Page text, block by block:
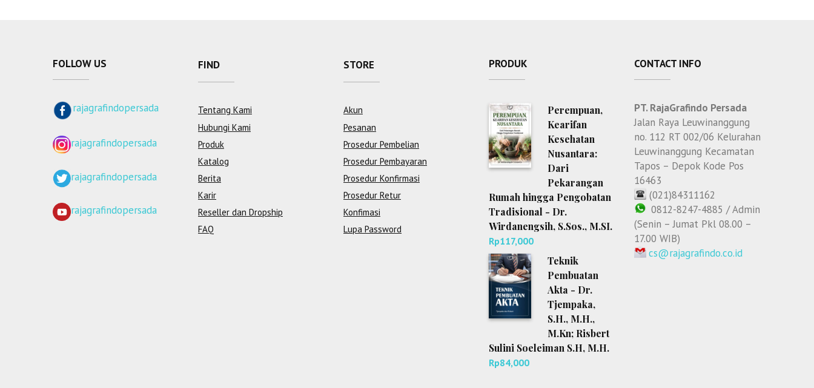
FOLLOW US
rajagrafindopersada
rajagrafindopersada
rajagrafindopersada
rajagrafindopersada
FIND
Tentang Kami
Hubungi Kami
Produk
Katalog
Berita
Karir
Reseller dan Dropship
FAQ
STORE
Akun
Pesanan
Prosedur Pembelian
Prosedur Pembayaran
Prosedur Konfirmasi
Prosedur Retur
Konfimasi
Lupa Password
PRODUK
Perempuan,
Kearifan
Kesehatan
Nusantara:
Dari
Pekarangan
Rumah hingga Pengobatan
Tradisional - Dr.
Wirdanengsih, S.Sos., M.SI.
Rp117,000
Teknik
Pembuatan
Akta - Dr.
Tjempaka,
S.H., M.H.,
M.Kn; Risbert
Sulini Soeleiman S.H, M.H.
Rp84,000
CONTACT INFO
PT. RajaGrafindo Persada
Jalan Raya Leuwinanggung
no. 112 RT 002/06 Kelurahan
Leuwinanggung Kecamatan
Tapos – Depok Kode Pos
16463
(021)84311162
0812-8247-4885 / Admin
(Senin – Jumat Pkl 08.00 –
17.00 WIB)
cs@rajagrafindo.co.id